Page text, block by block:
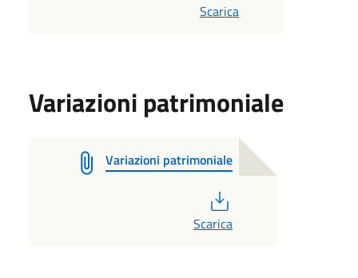
Scarica
Variazioni patrimoniale
Variazioni patrimoniale
Scarica